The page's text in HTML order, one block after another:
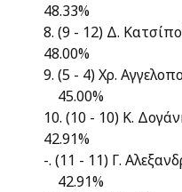
48.33%
8. (9 - 12) Δ.
48.00%
9. (5 - 4) Χρ.
45.00%
10. (10 - 10) Κ.
42.91%
-. (11 - 11) Γ.
42.91%